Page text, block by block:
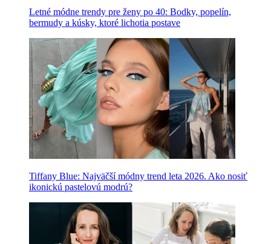
Letné módne trendy pre ženy po 40: Bodky, popelín,
bermudy a kúsky, ktoré lichotia postave
Tiffany Blue: Najväčší módny trend leta 2026. Ako nosiť
ikonickú pastelovú modrú?